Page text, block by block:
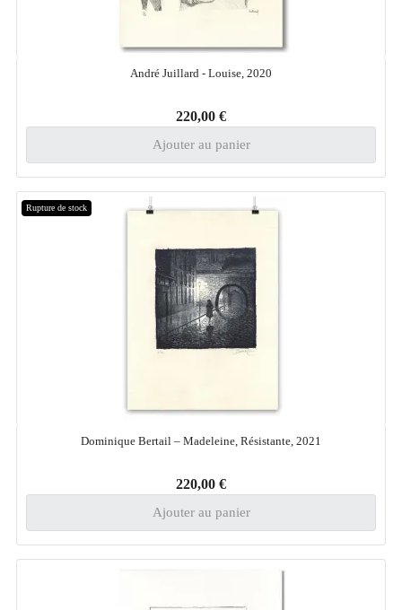
André Juillard - Louise, 2020
220,00 €
Ajouter au panier
Rupture de stock
Dominique Bertail – Madeleine, Résistante, 2021
220,00 €
Ajouter au panier